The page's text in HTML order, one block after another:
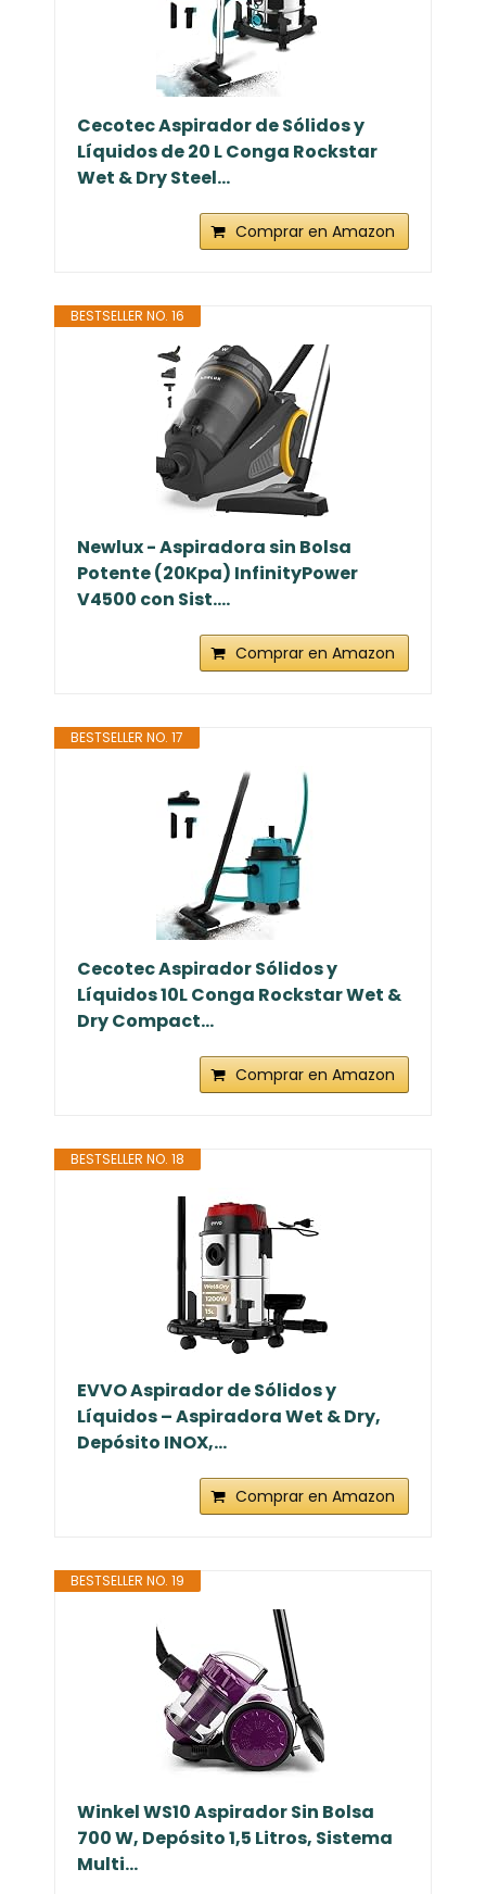
Cecotec Aspirador de Sólidos y
Líquidos de 20 L Conga Rockstar
Wet & Dry Steel...
Comprar en Amazon
BESTSELLER NO. 16
Newlux - Aspiradora sin Bolsa
Potente (20Kpa) InfinityPower
V4500 con Sist....
Comprar en Amazon
BESTSELLER NO. 17
Cecotec Aspirador Sólidos y
Líquidos 10L Conga Rockstar Wet &
Dry Compact...
Comprar en Amazon
BESTSELLER NO. 18
EVVO Aspirador de Sólidos y
Líquidos – Aspiradora Wet & Dry,
Depósito INOX,...
Comprar en Amazon
BESTSELLER NO. 19
Winkel WS10 Aspirador Sin Bolsa
700 W, Depósito 1,5 Litros, Sistema
Multi...